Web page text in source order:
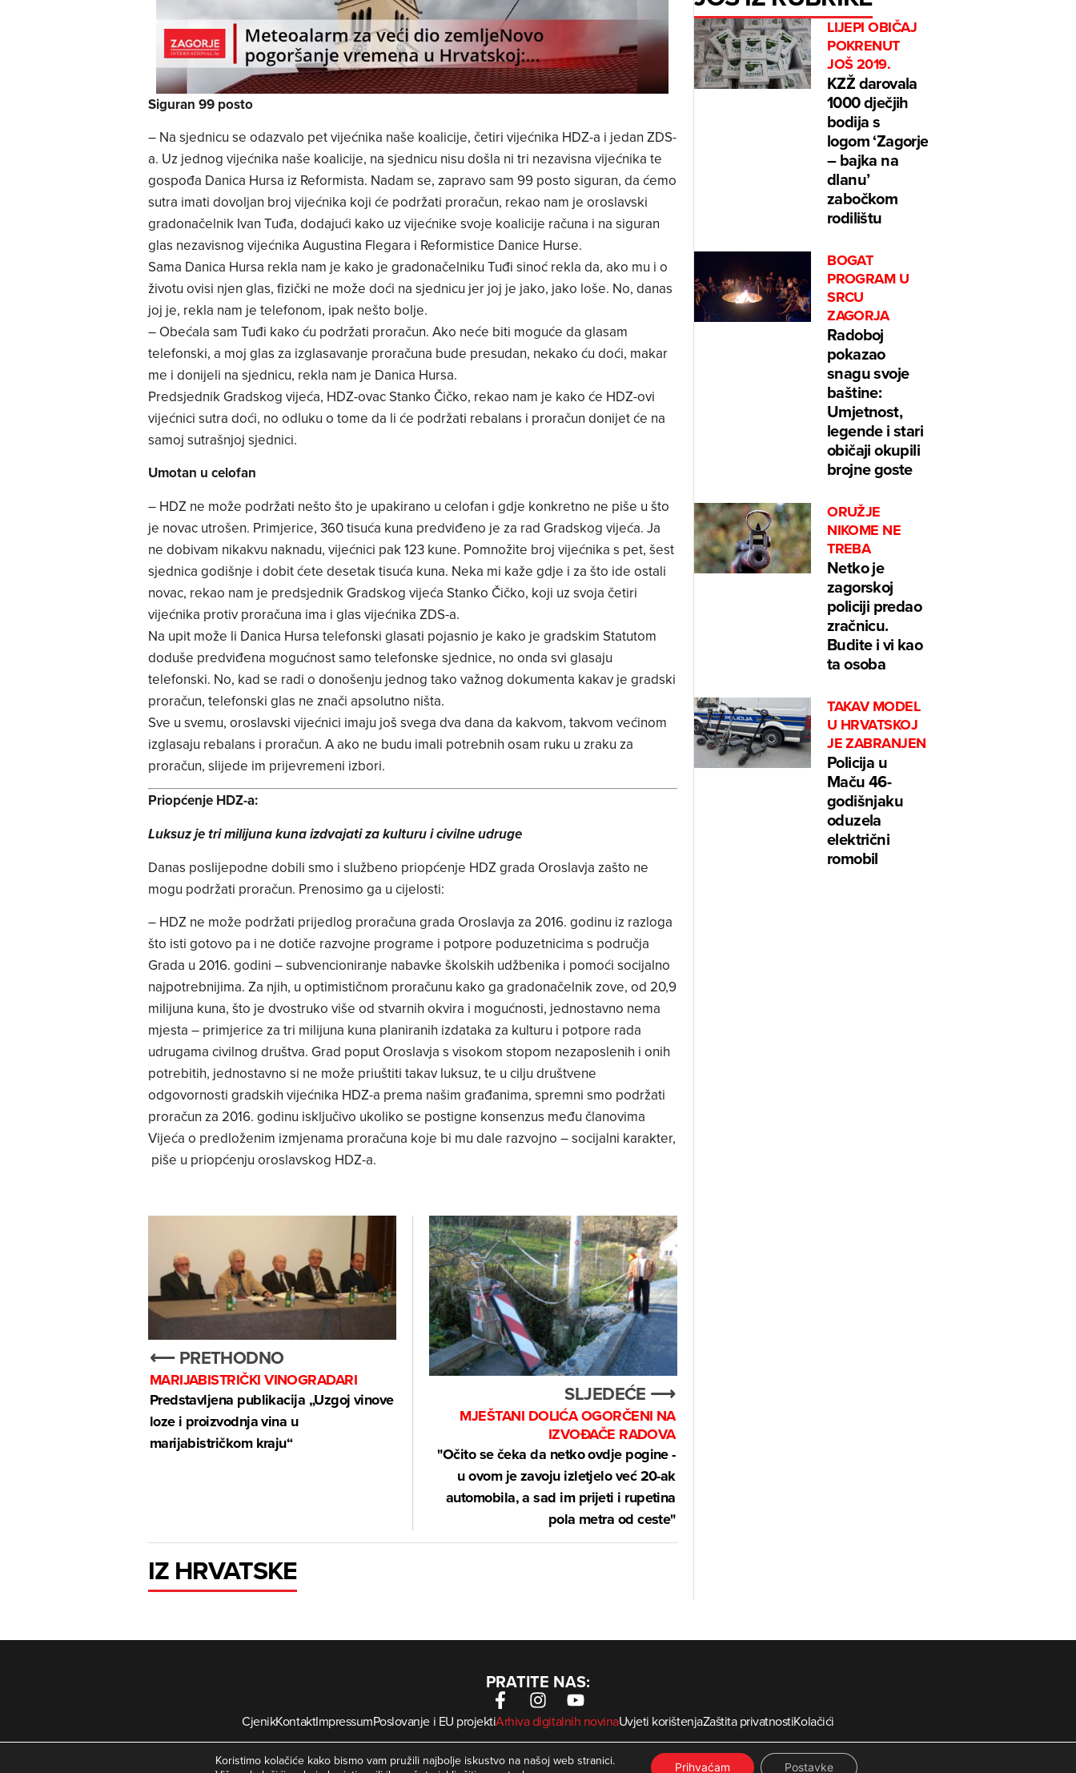
Siguran 99 posto
– Na sjednicu se odazvalo pet vijećnika naše koalicije, četiri vijećnika HDZ-a i jedan ZDS-
a. Uz jednog vijećnika naše koalicije, na sjednicu nisu došla ni tri nezavisna vijećnika te
gospođa Danica Hursa iz Reformista. Nadam se, zapravo sam 99 posto siguran, da ćemo
sutra imati dovoljan broj vijećnika koji će podržati proračun, rekao nam je oroslavski
gradonačelnik Ivan Tuđa, dodajući kako uz vijećnike svoje koalicije računa i na siguran
glas nezavisnog vijećnika Augustina Flegara i Reformistice Danice Hurse.
Sama Danica Hursa rekla nam je kako je gradonačelniku Tuđi sinoć rekla da, ako mu i o
životu ovisi njen glas, fizički ne može doći na sjednicu jer joj je jako, jako loše. No, danas
joj je, rekla nam je telefonom, ipak nešto bolje.
– Obećala sam Tuđi kako ću podržati proračun. Ako neće biti moguće da glasam
telefonski, a moj glas za izglasavanje proračuna bude presudan, nekako ću doći, makar
me i donijeli na sjednicu, rekla nam je Danica Hursa.
Predsjednik Gradskog vijeća, HDZ-ovac Stanko Čičko, rekao nam je kako će HDZ-ovi
vijećnici sutra doći, no odluku o tome da li će podržati rebalans i proračun donijet će na
samoj sutrašnjoj sjednici.
Umotan u celofan
– HDZ ne može podržati nešto što je upakirano u celofan i gdje konkretno ne piše u što
je novac utrošen. Primjerice, 360 tisuća kuna predviđeno je za rad Gradskog vijeća. Ja
ne dobivam nikakvu naknadu, vijećnici pak 123 kune. Pomnožite broj vijećnika s pet, šest
sjednica godišnje i dobit ćete desetak tisuća kuna. Neka mi kaže gdje i za što ide ostali
novac, rekao nam je predsjednik Gradskog vijeća Stanko Čičko, koji uz svoja četiri
vijećnika protiv proračuna ima i glas vijećnika ZDS-a.
Na upit može li Danica Hursa telefonski glasati pojasnio je kako je gradskim Statutom
doduše predviđena mogućnost samo telefonske sjednice, no onda svi glasaju
telefonski. No, kad se radi o donošenju jednog tako važnog dokumenta kakav je gradski
proračun, telefonski glas ne znači apsolutno ništa.
Sve u svemu, oroslavski vijećnici imaju još svega dva dana da kakvom, takvom većinom
izglasaju rebalans i proračun. A ako ne budu imali potrebnih osam ruku u zraku za
proračun, slijede im prijevremeni izbori.
Priopćenje HDZ-a:
Luksuz je tri milijuna kuna izdvajati za kulturu i civilne udruge
Danas poslijepodne dobili smo i službeno priopćenje HDZ grada Oroslavja zašto ne
mogu podržati proračun. Prenosimo ga u cijelosti:
– HDZ ne može podržati prijedlog proračuna grada Oroslavja za 2016. godinu iz razloga
što isti gotovo pa i ne dotiče razvojne programe i potpore poduzetnicima s područja
Grada u 2016. godini – subvencioniranje nabavke školskih udžbenika i pomoći socijalno
najpotrebnijima. Za njih, u optimističnom proračunu kako ga gradonačelnik zove, od 20,9
milijuna kuna, što je dvostruko više od stvarnih okvira i mogućnosti, jednostavno nema
mjesta – primjerice za tri milijuna kuna planiranih izdataka za kulturu i potpore rada
udrugama civilnog društva. Grad poput Oroslavja s visokom stopom nezaposlenih i onih
potrebitih, jednostavno si ne može priuštiti takav luksuz, te u cilju društvene
odgovornosti gradskih vijećnika HDZ-a prema našim građanima, spremni smo podržati
proračun za 2016. godinu isključivo ukoliko se postigne konsenzus među članovima
Vijeća o predloženim izmjenama proračuna koje bi mu dale razvojno – socijalni karakter,
piše u priopćenju oroslavskog HDZ-a.
⟵ PRETHODNO
MARIJABISTRIČKI VINOGRADARI
Predstavljena publikacija „Uzgoj vinove
loze i proizvodnja vina u
marijabistričkom kraju“
SLJEDEĆE ⟶
MJEŠTANI DOLIĆA OGORČENI NA
IZVOĐAČE RADOVA
"Očito se čeka da netko ovdje pogine -
u ovom je zavoju izletjelo već 20-ak
automobila, a sad im prijeti i rupetina
pola metra od ceste"
IZ HRVATSKE
LIJEPI OBIČAJ
POKRENUT
JOŠ 2019.
KZŽ darovala
1000 dječjih
bodija s
logom ‘Zagorje
– bajka na
dlanu’
zabočkom
rodilištu
BOGAT
PROGRAM U
SRCU
ZAGORJA
Radoboj
pokazao
snagu svoje
baštine:
Umjetnost,
legende i stari
običaji okupili
brojne goste
ORUŽJE
NIKOME NE
TREBA
Netko je
zagorskoj
policiji predao
zračnicu.
Budite i vi kao
ta osoba
TAKAV MODEL
U HRVATSKOJ
JE ZABRANJEN
Policija u
Maču 46-
godišnjaku
oduzela
električni
romobil
PRATITE NAS:
CjenikKontaktImpressumPoslovanje i EU projektiArhiva digitalnih novinaUvjeti korištenjaZaštita privatnostiKolačići
© Zagorje International – Sva prava pridržana | Developed bykrMedia
Koristimo kolačiće kako bismo vam pružili najbolje iskustvo na našoj web stranici.
Prihvaćam Postavke